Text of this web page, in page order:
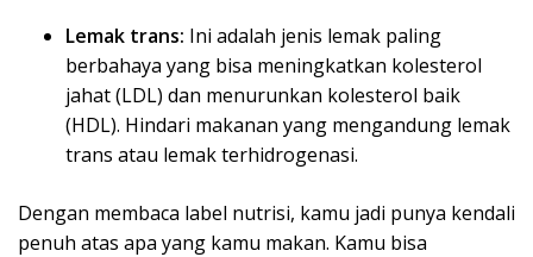
Lemak trans: Ini adalah jenis lemak paling
berbahaya yang bisa meningkatkan kolesterol
jahat (LDL) dan menurunkan kolesterol baik
(HDL). Hindari makanan yang mengandung lemak
trans atau lemak terhidrogenasi.
Dengan membaca label nutrisi, kamu jadi punya kendali
penuh atas apa yang kamu makan. Kamu bisa